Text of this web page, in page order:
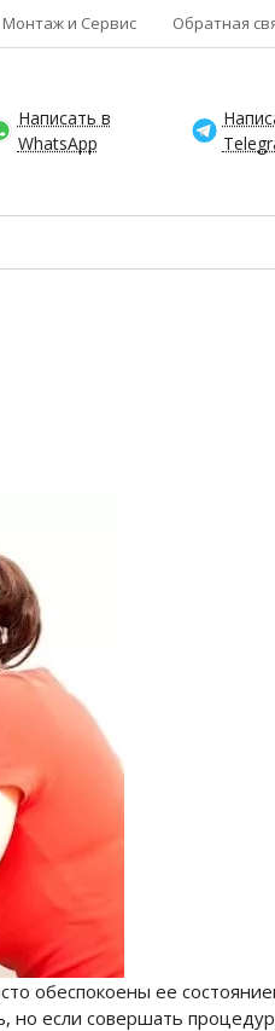
Монтаж и Сервис Обратная
Написать в
WhatsApp
обеспокоены ее
но если совершать